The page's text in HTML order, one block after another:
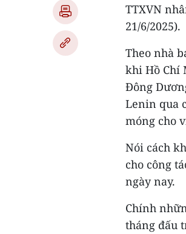
TTXVN
21/6/2025).
Theo nhà
khi Hồ Chí
Đông
Lenin qua
móng cho
Nói cách
cho công
ngày nay.
Chính
tháng đấu